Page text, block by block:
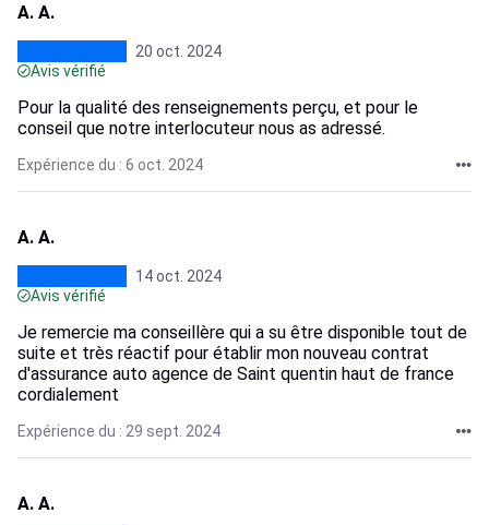
A. A.
20 oct. 2024
Avis vérifié
Pour la qualité des renseignements perçu, et pour le
conseil que notre interlocuteur nous as adressé.
Expérience du : 6 oct. 2024
A. A.
14 oct. 2024
Avis vérifié
Je remercie ma conseillère qui a su être disponible tout de
suite et très réactif pour établir mon nouveau contrat
d'assurance auto agence de Saint quentin haut de france
cordialement
Expérience du : 29 sept. 2024
A. A.